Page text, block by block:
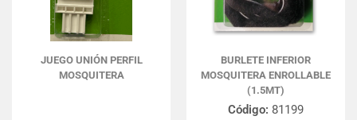
JUEGO UNIÓN PERFIL
MOSQUITERA
BURLETE INFERIOR
MOSQUITERA ENROLLABLE
(1.5MT)
Código: 81199